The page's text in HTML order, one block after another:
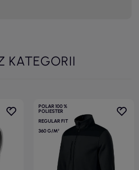
KATEGORII
POLAR 100 %
POLIESTER
REGULAR FIT
360 G/M²